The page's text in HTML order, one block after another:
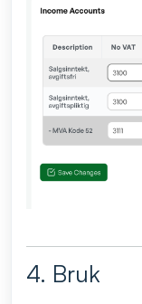
4. Bruk